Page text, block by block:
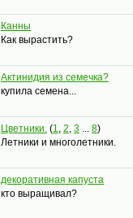
Канны
Как вырастить?
Актинидия из семечка?
купила семена...
Цветники. (1, 2, 3 ... 8)
Летники и многолетники.
декоративная капуста
кто выращивал?